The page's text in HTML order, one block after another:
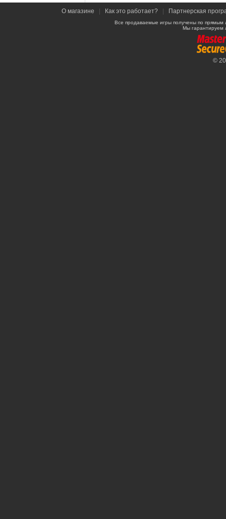
О магазине Как это работает? Партнерская
Все продаваемые игры получены по
Мы гарантируем
©